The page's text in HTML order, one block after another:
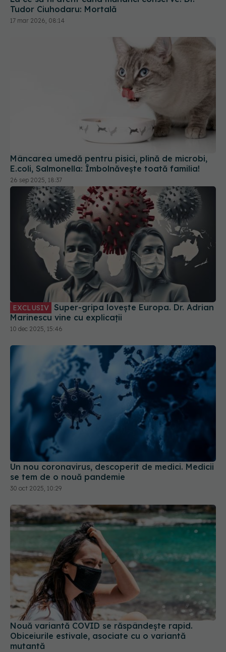
Tudor Ciuhodaru: Mortală
17 mar 2026, 08:14
Mâncarea umedă pentru pisici, plină de microbi,
E.coli, Salmonella: Îmbolnăvește toată familia!
26 sep 2025, 18:37
EXCLUSIV
Marinescu vine cu explicații
10 dec 2025, 15:46
Un nou coronavirus, descoperit de medici. Medicii
se tem de o nouă pandemie
30 oct 2025, 10:29
Nouă variantă COVID se răspândește rapid.
Obiceiurile estivale, asociate cu o variantă
mutantă